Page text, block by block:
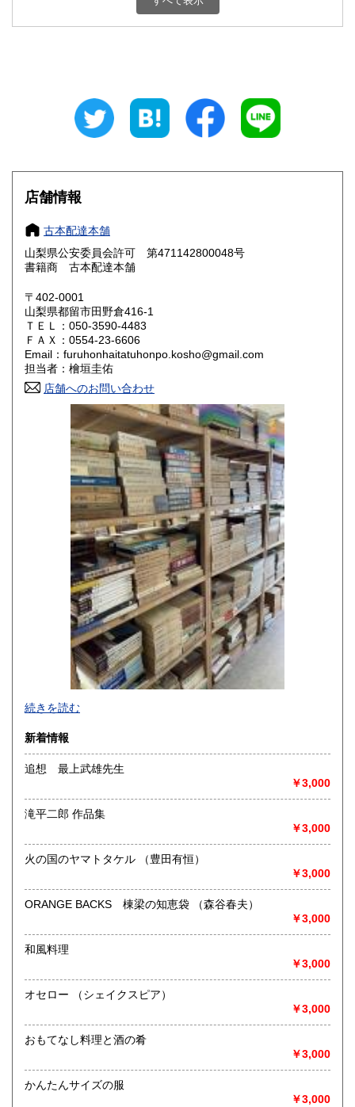
800円 三重県
大阪府
奈良県
鳥取県 800円 島根県
岡山県
山口県 800円
香川県 800円 愛媛県
高知県 800円
800円 長崎県
800円 大分県
800円 鹿児島県
1,500円
店舗情報
古本配達本舗
山梨県公安委員会許可 第471142800048号
書籍商 古本配達本舗
〒402-0001
山梨県都留市田野倉416-1
ＴＥＬ：050-3590-4483
ＦＡＸ：0554-23-6606
Email：furuhonhaitatuhonpo.kosho@gmail.com
担当者：檜垣圭佑
店舗へのお問い合わせ
-
沿線名：-
最寄駅：-
営業時間：-
定休日：-
書籍の買取について
取り扱い分野
総記、哲学宗教、歴史、社会科学、自然科学、美術工芸、国
語国文、外国文学、古典籍、近代文献、趣味、外国書、サブ
カルチャー、古書一般（その他）
続きを読む
新着情報
追想 最上武雄先生
￥3,000
滝平二郎 作品集
￥3,000
火の国のヤマトタケル （豊田有恒）
￥3,000
ORANGE BACKS 棟梁の知恵袋 （森谷春夫）
￥3,000
和風料理
￥3,000
オセロー （シェイクスピア）
￥3,000
おもてなし料理と酒の肴
￥3,000
かんたんサイズの服
￥3,000